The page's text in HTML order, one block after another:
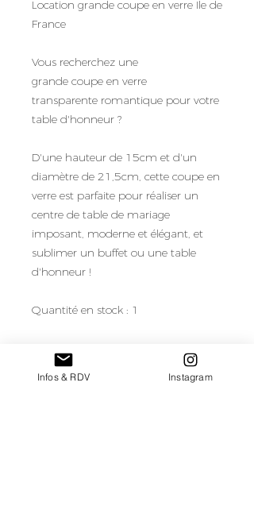
Location grande coupe en verre Ile de
France
Vous recherchez une
grande coupe en verre
transparente romantique pour votre
table d'honneur ?
D'une hauteur de 15cm et d'un
diamètre de 21,5cm, cette coupe en
verre est parfaite pour réaliser un
centre de table de mariage
imposant, moderne et élégant, et
sublimer un buffet ou une table
d'honneur !
Quantité en stock : 1
pour votre mariage ? C'est possible,
sur demande !
Infos & RDV Instagram